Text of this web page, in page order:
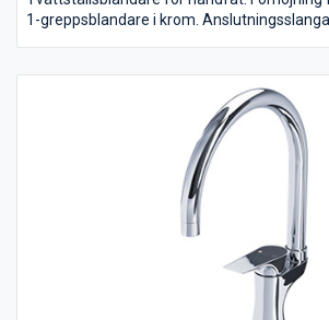
1-greppsblandare i krom.